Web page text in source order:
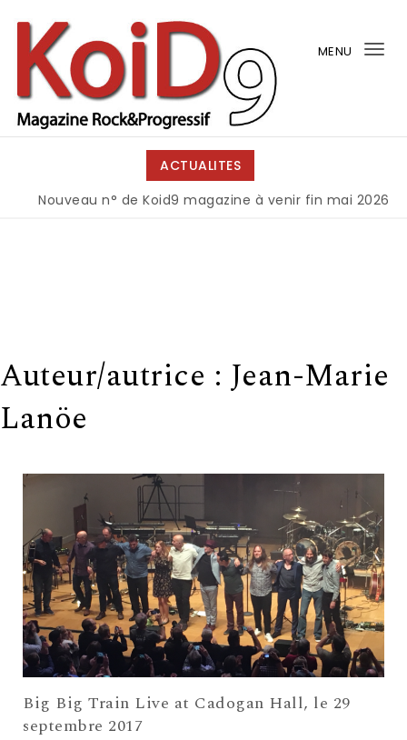
Skip to content
MENU
ACTUALITES
Nouveau n° de Koid9 magazine à venir fin mai 2026 |
Auteur/autrice : Jean-Marie
Lanöe
Big Big Train Live at Cadogan Hall, le 29
septembre 2017